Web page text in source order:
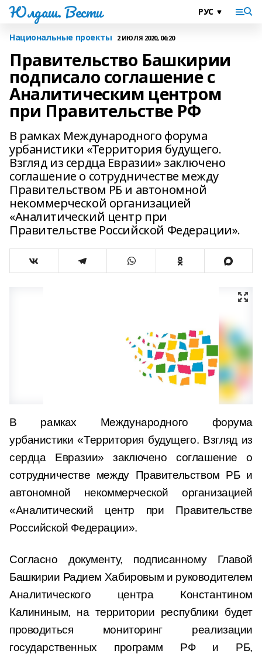
Юлдаш. Вести
Национальные проекты 2 ИЮЛЯ 2020, 06:20
Правительство Башкирии
подписало соглашение с
Аналитическим центром
при Правительстве РФ
В рамках Международного форума
урбанистики «Территория будущего.
Взгляд из сердца Евразии» заключено
соглашение о сотрудничестве между
Правительством РБ и автономной
некоммерческой организацией
«Аналитический центр при
Правительстве Российской Федерации».
В рамках Международного форума
урбанистики «Территория будущего. Взгляд из
сердца Евразии» заключено соглашение о
сотрудничестве между Правительством РБ и
автономной некоммерческой организацией
«Аналитический центр при Правительстве
Российской Федерации».
Согласно документу, подписанному Главой
Башкирии Радием Хабировым и руководителем
Аналитического центра Константином
Калининым, на территории республики будет
проводиться мониторинг реализации
государственных программ РФ и РБ,